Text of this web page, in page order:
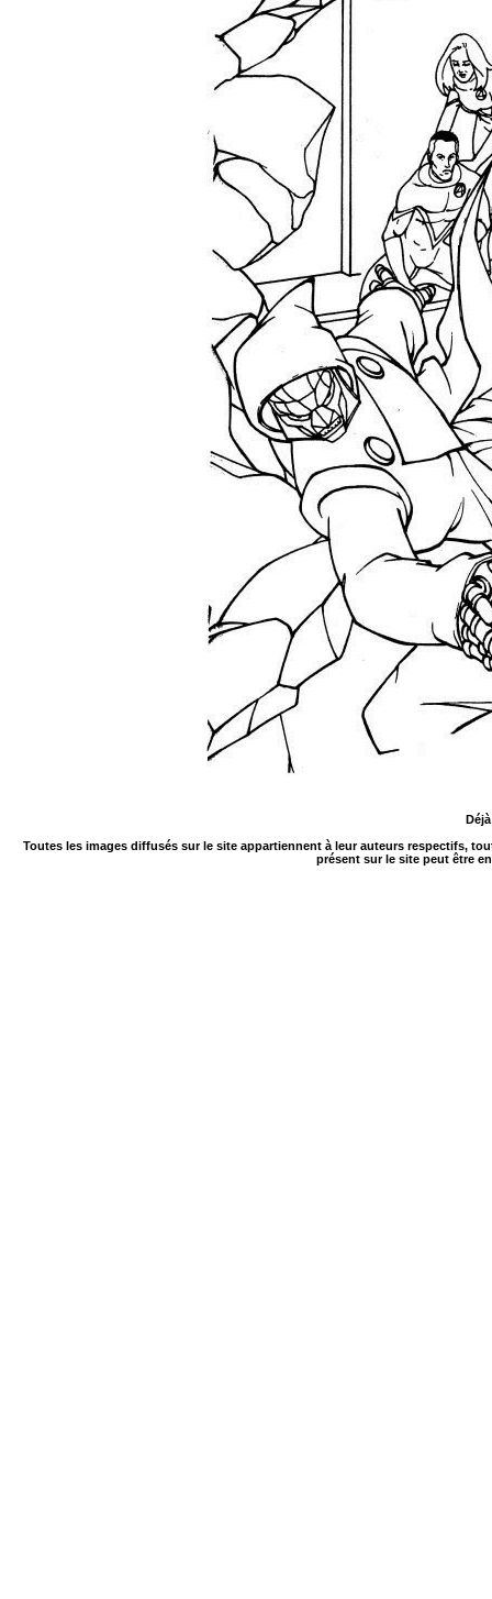
Toutes les images diffusés sur le site appartiennent à leur auteurs respectifs,
présent sur le site peut être